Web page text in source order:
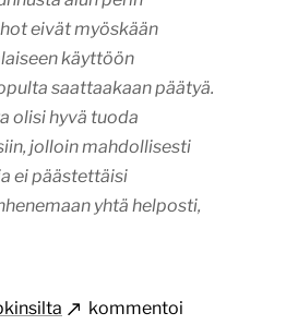
eivät myöskään
käyttöön
saattaakaan päätyä.
olisi hyvä tuoda
jolloin mahdollisesti
ei päästettäisi
yhtä helposti,
kommentoi